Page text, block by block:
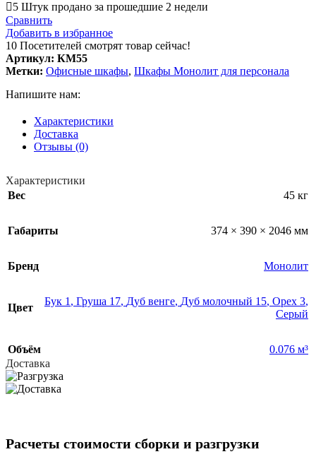
5 Штук продано за прошедшие 2 недели
Сравнить
Добавить в избранное
10 Посетителей смотрят товар сейчас!
Артикул: КМ55
Метки: Офисные шкафы, Шкафы Монолит для персонала
Напишите нам:
Характеристики
Доставка
Отзывы (0)
Характеристики
Вес
45 кг
Габариты 374 × 390 × 2046 мм
Бренд Монолит
Цвет
Бук 1 , Груша 17, Дуб венге, Дуб молочный 15, Орех 3,
Серый
Объём
0.076 м³
Доставка
Расчеты стоимости сборки и разгрузки